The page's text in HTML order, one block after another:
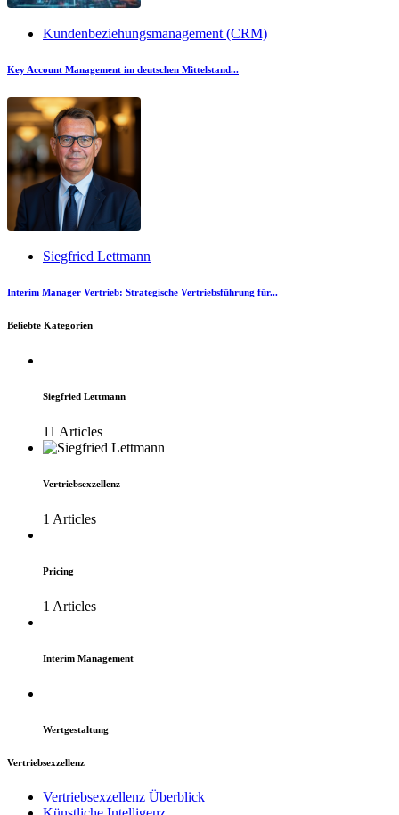
Kundenbeziehungsmanagement (CRM)
Key Account Management im deutschen Mittelstand...
Siegfried Lettmann
Interim Manager Vertrieb: Strategische Vertriebsführung für...
Beliebte Kategorien
Siegfried Lettmann
11 Articles
Vertriebsexzellenz
1 Articles
Pricing
1 Articles
Interim Management
Wertgestaltung
Vertriebsexzellenz
Vertriebsexzellenz Überblick